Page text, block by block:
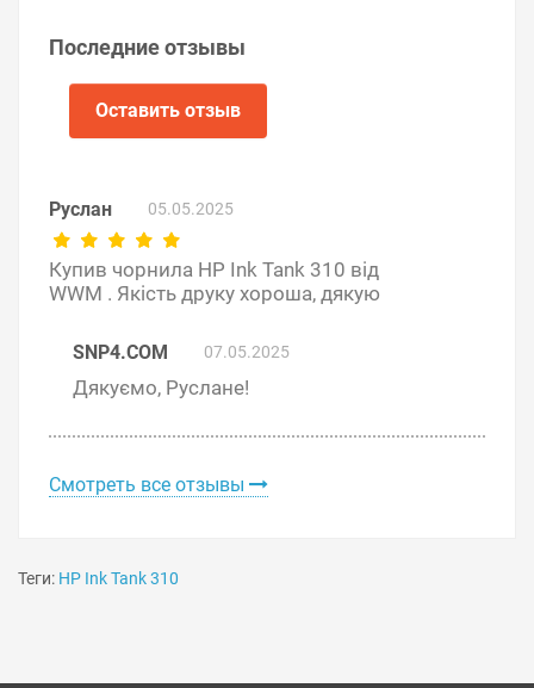
Решили купить чернила для HP Ink Tank 310 —
Мы ответим на вопросы и поможем сделать печать на
Последние отзывы
Оставить отзыв
Руслан 05.05.2025
Купив чорнила HP Ink Tank 310 від
WWM . Якість друку хороша, дякую
SNP4.COM 07.05.2025
Дякуємо, Руслане!
Смотреть все отзывы
Теги: HP Ink Tank 310